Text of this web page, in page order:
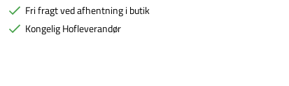
Fri fragt ved afhentning i butik
Kongelig Hofleverandør